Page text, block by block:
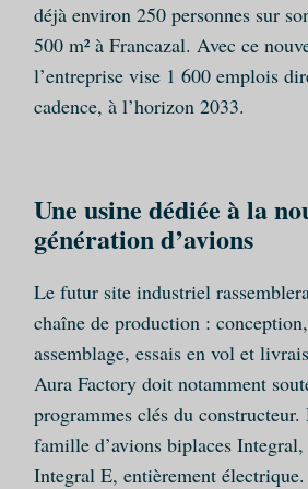
déjà environ 250 personnes sur
500 m² à Francazal. Avec ce
l’entreprise vise 1 600 emplois
cadence, à l’horizon 2033.
Une usine dédiée à la
génération d’avions
Le futur site industriel
chaîne de production :
assemblage, essais en vol et
Aura Factory doit notamment
programmes clés du constructeur.
famille d’avions biplaces
Integral E, entièrement